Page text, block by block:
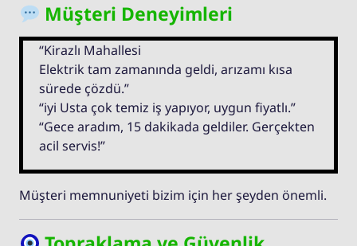
Müşteri Deneyimleri
“Kirazlı Mahallesi
Elektrik tam zamanında geldi, arızamı kısa
sürede çözdü.”
“iyi Usta çok temiz iş yapıyor, uygun fiyatlı.”
“Gece aradım, 15 dakikada geldiler. Gerçekten
acil servis!”
Müşteri memnuniyeti bizim için her şeyden önemli.